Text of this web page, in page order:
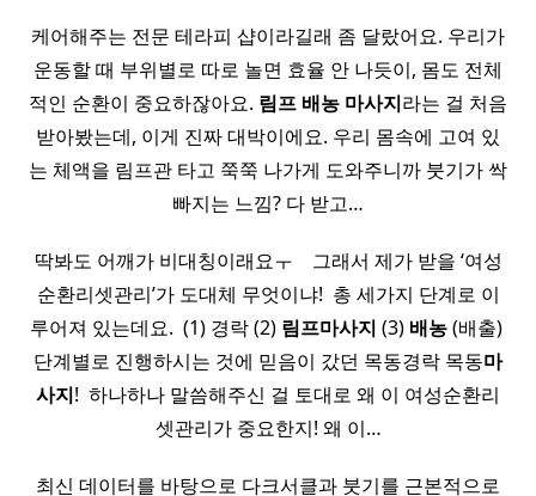
케어해주는 전문 테라피 샵이라길래 좀 달랐어요. 우리가
운동할 때 부위별로 따로 놀면 효율 안 나듯이, 몸도 전체
적인 순환이 중요하잖아요. 림프 배농 마사지라는 걸 처음
받아봤는데, 이게 진짜 대박이에요. 우리 몸속에 고여 있
는 체액을 림프관 타고 쭉쭉 나가게 도와주니까 붓기가 싹
빠지는 느낌? 다 받고…
딱봐도 어깨가 비대칭이래요ㅜ ​ ​ ​ 그래서 제가 받을 ‘여성
순환리셋관리’가 도대체 무엇이냐! ​ 총 세가지 단계로 이
루어져 있는데요. ​ (1) 경락 (2) 림프마사지 (3) 배농(배출) ​
단계별로 진행하시는 것에 믿음이 갔던 목동경락 목동마
사지! ​ 하나하나 말씀해주신 걸 토대로 왜 이 여성순환리
셋관리가 중요한지! 왜 이…
최신 데이터를 바탕으로 다크서클과 붓기를 근본적으로